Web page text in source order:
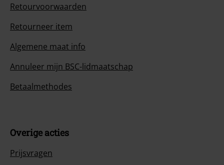
Retourvoorwaarden
Retourneer item
Algemene maat info
Annuleer mijn BSC-lidmaatschap
Betaalmethodes
Overige acties
Prijsvragen